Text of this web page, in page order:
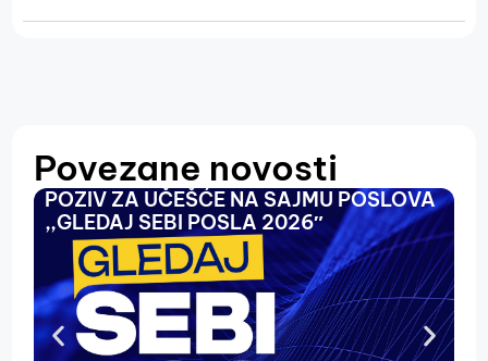
Povezane novosti
POZIV ZA UČEŠĆE NA SAJMU POSLOVA
,,GLEDAJ SEBI POSLA 2026″